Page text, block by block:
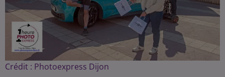
Crédit : Photoexpress Dijon